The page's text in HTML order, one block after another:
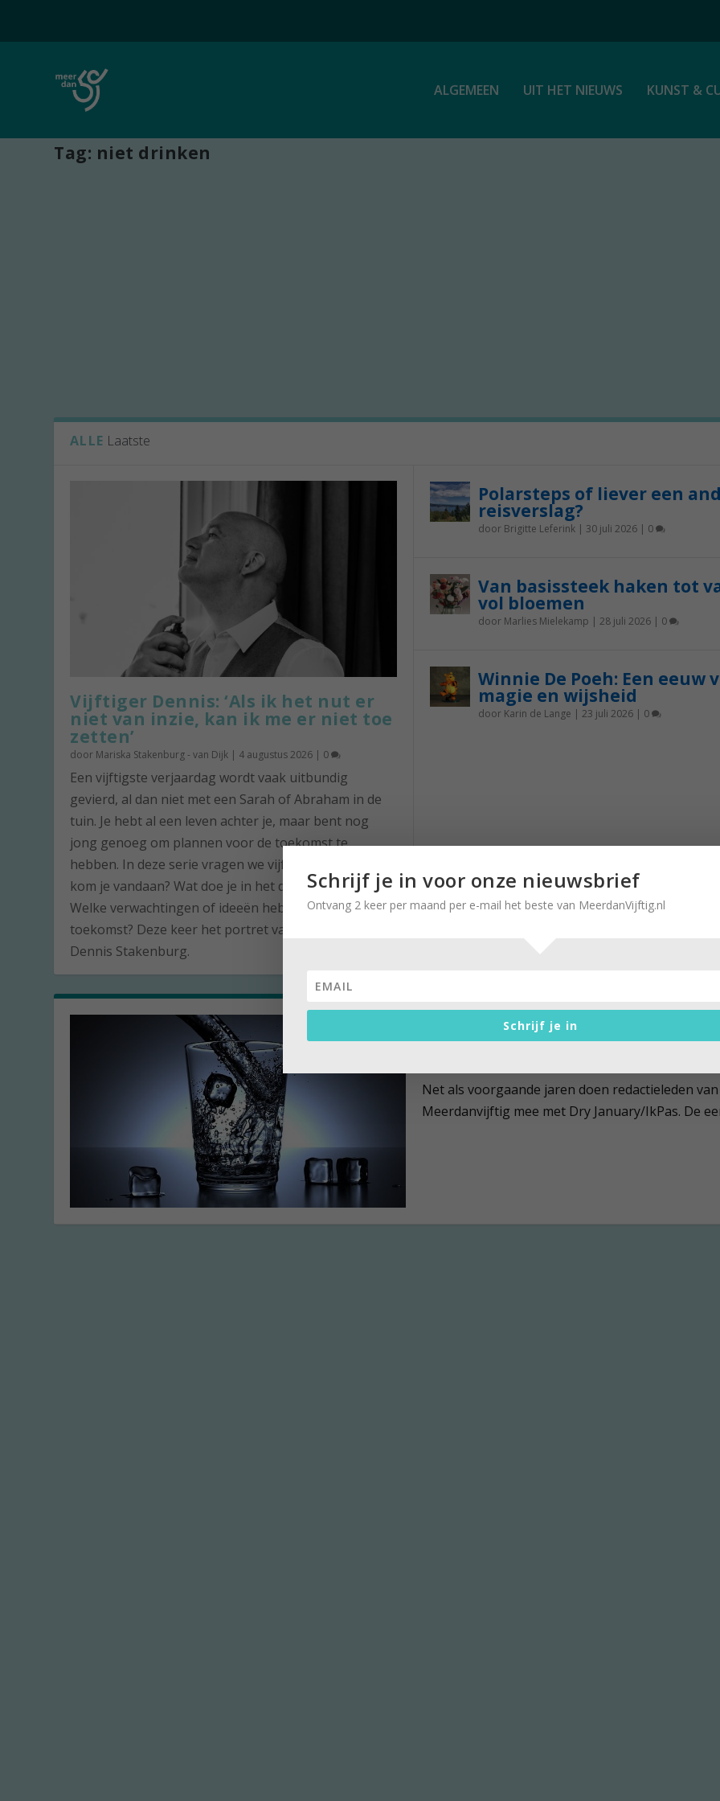
ALGEMEEN UIT HET NIEUWS KUNST &
Tag: niet drinken
ALLE Laatste
Vijftiger Dennis: ‘Als ik het nut er
niet van inzie, kan ik me er niet toe
zetten’
door Mariska Stakenburg - van Dijk | 4 augustus 2026 | 0
Een vijftigste verjaardag wordt vaak uitbundig
gevierd, al dan niet met een Sarah of Abraham in de
tuin. Je hebt al een leven achter je, maar bent nog
jong genoeg om plannen voor de toekomst te
hebben. In deze serie vragen we vijftigjarigen: waar
kom je vandaan? Wat doe je in het dagelijks leven?
Welke verwachtingen of ideeën heb je voor de
toekomst? Deze keer het portret van de vijftiger
Dennis Stakenburg.
Polarsteps of liever een
reisverslag?
door Brigitte Leferink| 30 juli 2026| 0
Van basissteek haken tot
vol bloemen
door Marlies Mielekamp | 28 juli 2026| 0
Winnie De Poeh: Een eeuw
magie en wijsheid
door Karin de Lange | 23 juli 2026| 0
IkPas: geen druppel alcohol nodig
voor leuke avond
Net als voorgaande jaren doen redactieleden van
Meerdanvijftig mee met Dry January/IkPas. De
Schrijf je in voor onze nieuwsbrief
Ontvang 2 keer per maand per e-mail het beste van MeerdanVijftig.nl
Schrijf je in